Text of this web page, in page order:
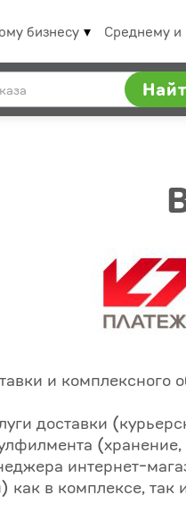
бизнесу Среднему и
и комплексного
доставки
(хранение,
интернет-
в комплексе, так